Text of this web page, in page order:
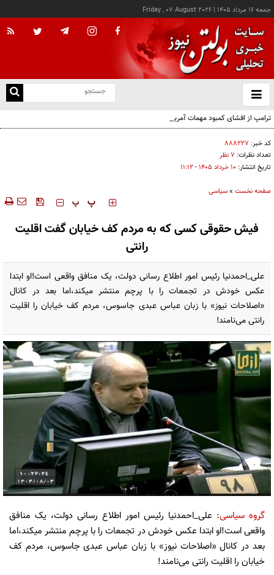
جمعه ۱۶ مرداد ۱۴۰۵ |
Friday , 07 August 2026
باز
و
ترامپ از افشای کمبود مهمات آمریکا خشمگین است
کد خبر: ۸۸۸۲۲۷
تعداد نظرات: ۷ نظر
تاریخ انتشار: ۱۰ خرداد ۱۴۰۵ - ۱۱:۱۲
صفحه نخست »سیاسی
‍‍‍ پ پ
فیش حقوقی کسی که به مردم کف خیابان گفت اقلیت
رانتی
علی_احمدنیا رئیس امور اطلاع رسانی دولت، یک منافق واقعی است!او ابتدا
عکس خودش در تجمعات را با پرچم منتشر میکند،اما بعد در کانال
«اصلاحات نیوز» با زبان عباس عبدی جاسوس، مردم کف خیابان را اقلیت
رانتی می‌نامند!
گروه سیاسی: علی_احمدنیا رئیس امور اطلاع رسانی دولت، یک منافق
واقعی است!او ابتدا عکس خودش در تجمعات را با پرچم منتشر میکند،اما
بعد در کانال «اصلاحات نیوز» با زبان عباس عبدی جاسوس، مردم کف
خیابان را اقلیت رانتی می‌نامند!